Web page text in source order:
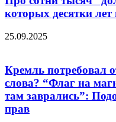
которых десятки лет
25.09.2025
Кремль потребовал
слова? “Флаг на
там заврались”:
прав